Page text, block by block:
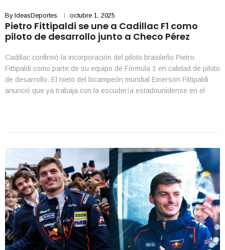
By IdeasDeportes octubre 1, 2025
Pietro Fittipaldi se une a Cadillac F1 como
piloto de desarrollo junto a Checo Pérez
Cadillac confirmó la incorporación del piloto brasileño Pietro
Fittipaldi como parte de su equipo de Fórmula 1 en calidad de piloto
de desarrollo. El nieto del bicampeón mundial Emerson Fittipaldi
anunció que ya trabaja con la escudería estadounidense en el